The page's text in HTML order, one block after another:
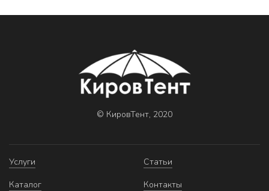
© КировТент, 2020
Услуги
Каталог
Статьи
Контакты